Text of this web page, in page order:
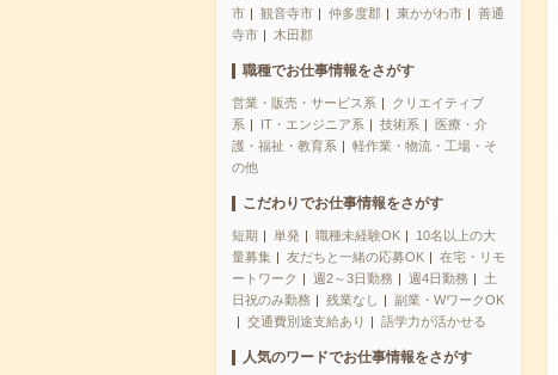
市
観音寺市 仲多度郡 東かがわ市
善通
寺市
木田郡
職種でお仕事情報をさがす
営業・販売・サービス系
クリエイティブ
系
IT・エンジニア系 技術系
医療・介
護・福祉・教育系
軽作業・物流・工場・そ
の他
こだわりでお仕事情報をさがす
短期 単発 職種未経験OK
10名以上の大
量募集
友だちと一緒の応募OK
在宅・リモ
ートワーク
週2～3日勤務 週4日勤務
土
日祝のみ勤務
残業なし
副業・WワークOK
交通費別途支給あり
語学力が活かせる
人気のワードでお仕事情報をさがす